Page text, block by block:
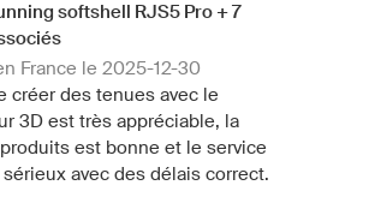
softshell RJS5 Pro + 7
France le 2025-12-30
créer des tenues avec le
3D est très appréciable, la
est bonne et le service
avec des délais correct.